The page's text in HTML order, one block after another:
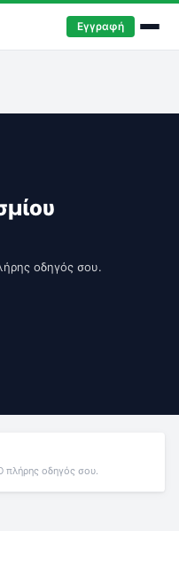
Εγγραφή
οδηγός σου.
οδηγός σου.